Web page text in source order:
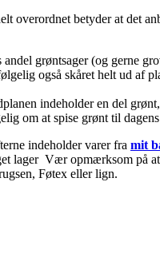
overordnet betyder at det
grøntsager (og gerne
også skåret helt ud af
indeholder en del
om at spise grønt til
indeholder varer fra mit
lager Vær opmærksom på
Føtex eller lign.